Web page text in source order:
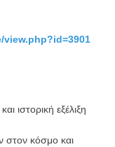
ιστορική εξέλιξη
στον κόσμο και